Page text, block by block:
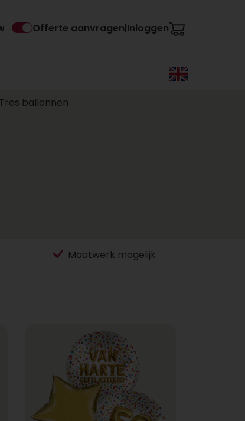
Offerte aanvragen Inloggen
Tros ballonnen
Maatwerk mogelijk